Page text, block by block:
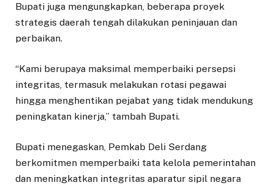
Bupati juga mengungkapkan, beberapa proyek
strategis daerah tengah dilakukan peninjauan dan
perbaikan.
“Kami berupaya maksimal memperbaiki persepsi
integritas, termasuk melakukan rotasi pegawai
hingga menghentikan pejabat yang tidak mendukung
peningkatan kinerja,” tambah Bupati.
Bupati menegaskan, Pemkab Deli Serdang
berkomitmen memperbaiki tata kelola pemerintahan
dan meningkatkan integritas aparatur sipil negara